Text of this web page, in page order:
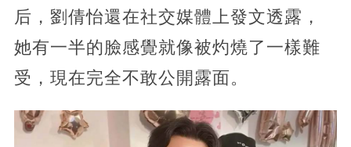
后，劉倩怡還在社交媒體上發文透露，
她有一半的臉感覺就像被灼燒了一樣難
受，現在完全不敢公開露面。